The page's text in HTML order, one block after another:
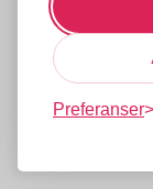
Preferanser